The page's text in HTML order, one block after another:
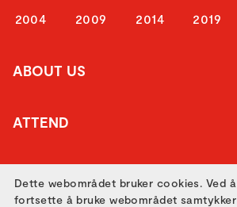
2004
2009
2014
2019
ABOUT US
ATTEND
Dette webområdet bruker cookies. Ved å
fortsette å bruke webområdet samtykker